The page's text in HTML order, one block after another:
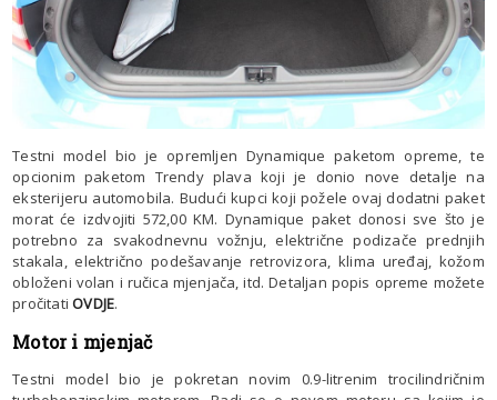
Testni model bio je opremljen Dynamique paketom opreme, te
opcionim paketom Trendy plava koji je donio nove detalje na
eksterijeru automobila. Budući kupci koji požele ovaj dodatni paket
morat će izdvojiti 572,00 KM. Dynamique paket donosi sve što je
potrebno za svakodnevnu vožnju, električne podizače prednjih
stakala, električno podešavanje retrovizora, klima uređaj, kožom
obloženi volan i ručica mjenjača, itd. Detaljan popis opreme možete
pročitatiOVDJE.
Motor i mjenjač
Testni model bio je pokretan novim 0.9-litrenim trocilindričnim